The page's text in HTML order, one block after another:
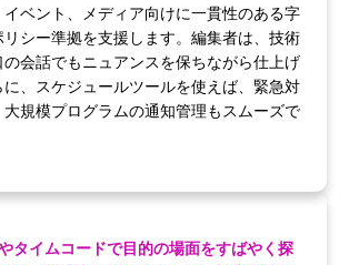
ベント、メディア向けに一貫性のある字
シー準拠を支援します。編集者は、技術
会話でもニュアンスを保ちながら仕上げ
に、スケジュールツールを使えば、緊急対
規模プログラムの通知管理もスムーズで
タイムコードで目的の場面をすばやく探